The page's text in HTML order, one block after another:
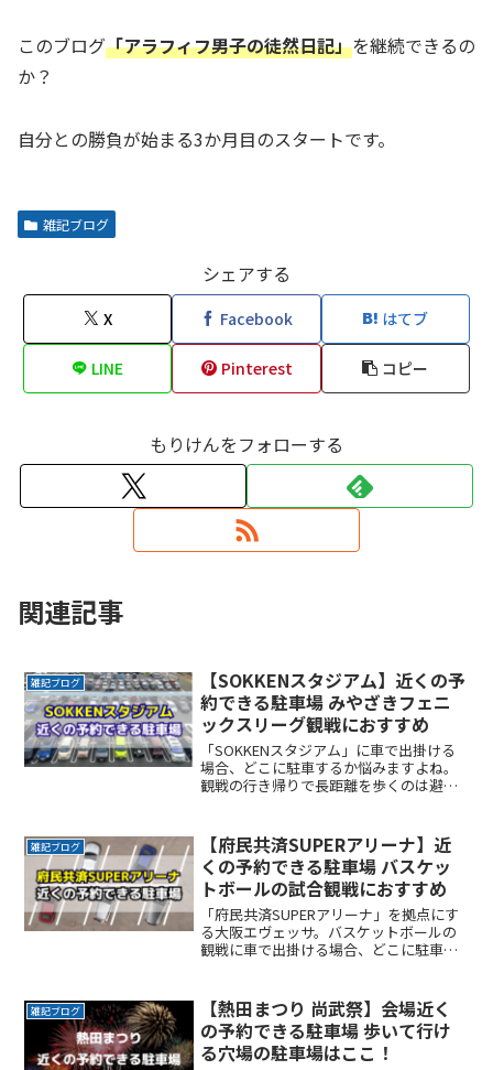
このブログ「アラフィフ男子の徒然日記」を継続できるの
か？
自分との勝負が始まる3か月目のスタートです。
雑記ブログ
シェアする
X Facebook はてブ
LINE Pinterest コピー
もりけんをフォローする
関連記事
雑記ブログ
【SOKKENスタジアム】近くの予
約できる駐車場 みやざきフェニ
ックスリーグ観戦におすすめ
「SOKKENスタジアム」に車で出掛ける
場合、どこに駐車するか悩みますよね。
観戦の行き帰りで長距離を歩くのは避け
い時間料金を気にせず楽しみたい駐車場
を探すのに時間をかけReadMore...
雑記ブログ
【府民共済SUPERアリーナ】近
くの予約できる駐車場 バスケッ
トボールの試合観戦におすすめ
「府民共済SUPERアリーナ」を拠点にす
る大阪エヴェッサ。バスケットボールの
観戦に車で出掛ける場合、どこに駐車す
るべく近くに停めたい確実に駐車できる
という安心感が欲しいReadMore...
雑記ブログ
【熱田まつり 尚武祭】会場近く
の予約できる駐車場 歩いて行け
る穴場の駐車場はここ！